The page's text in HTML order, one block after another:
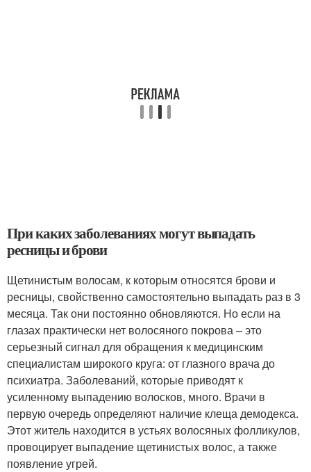
При каких заболеваниях могут выпадать
ресницы и брови
Щетинистым волосам, к которым относятся брови и
ресницы, свойственно самостоятельно выпадать раз в 3
месяца. Так они постоянно обновляются. Но если на
глазах практически нет волосяного покрова – это
серьезный сигнал для обращения к медицинским
специалистам широкого круга: от глазного врача до
психиатра. Заболеваний, которые приводят к
усиленному выпадению волосков, много. Врачи в
первую очередь определяют наличие клеща демодекса.
Этот житель находится в устьях волосяных фолликулов,
провоцирует выпадение щетинистых волос, а также
появление угрей.